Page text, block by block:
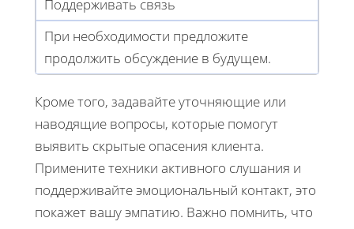
Поддерживать связь
При необходимости предложите
продолжить обсуждение в будущем.
Кроме того, задавайте уточняющие или
наводящие вопросы, которые помогут
выявить скрытые опасения клиента.
Примените техники активного слушания и
поддерживайте эмоциональный контакт, это
покажет вашу эмпатию. Важно помнить, что